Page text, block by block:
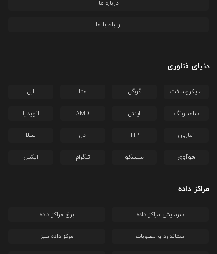
درباره ما
ارتباط با ما
دنیای فناوری
مایکروسافت گوگل متا اپل
سامسونگ اینتل AMD انویدیا
آمازون HP دل تسلا
هوآوی سیسکو تلگرام ایکس
مراکز داده
سرمایش مراکز داده برق مراکز داده
استاندارد و مصوبات مرکز داده سبز